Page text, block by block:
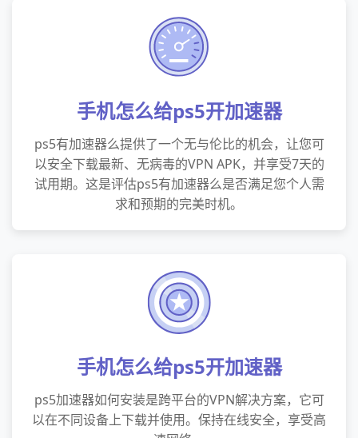
手机怎么给ps5开加速器
ps5有加速器么提供了一个无与伦比的机会，让您可
以安全下载最新、无病毒的VPN APK，并享受7天的
试用期。这是评估ps5有加速器么是否满足您个人需
求和预期的完美时机。
手机怎么给ps5开加速器
ps5加速器如何安装是跨平台的VPN解决方案，它可
以在不同设备上下载并使用。保持在线安全，享受高